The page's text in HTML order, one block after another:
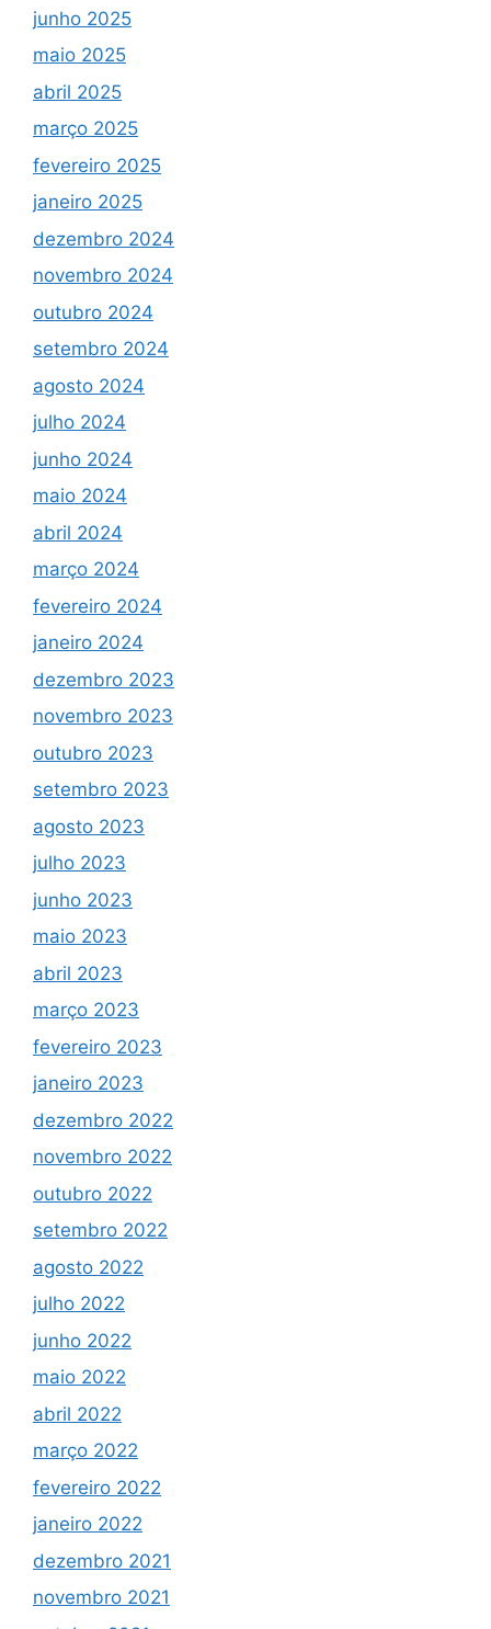
junho 2025
maio 2025
abril 2025
março 2025
fevereiro 2025
janeiro 2025
dezembro 2024
novembro 2024
outubro 2024
setembro 2024
agosto 2024
julho 2024
junho 2024
maio 2024
abril 2024
março 2024
fevereiro 2024
janeiro 2024
dezembro 2023
novembro 2023
outubro 2023
setembro 2023
agosto 2023
julho 2023
junho 2023
maio 2023
abril 2023
março 2023
fevereiro 2023
janeiro 2023
dezembro 2022
novembro 2022
outubro 2022
setembro 2022
agosto 2022
julho 2022
junho 2022
maio 2022
abril 2022
março 2022
fevereiro 2022
janeiro 2022
dezembro 2021
novembro 2021